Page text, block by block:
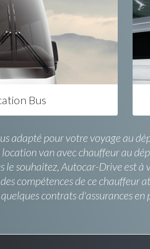
Bus
adapté pour votre voyage au
van avec chauffeur au
le souhaitez, Autocar-Drive est
compétences de ce chauffeur
contrats d'assurances en